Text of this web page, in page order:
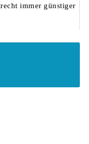
immer günstiger